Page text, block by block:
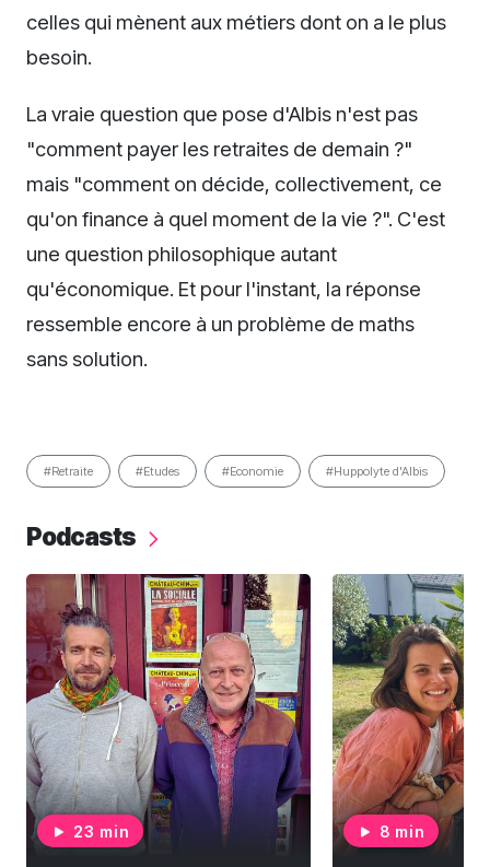
celles qui mènent aux métiers dont on a le plus
besoin.
La vraie question que pose d'Albis n'est pas
"comment payer les retraites de demain ?"
mais "comment on décide, collectivement, ce
qu'on finance à quel moment de la vie ?". C'est
une question philosophique autant
qu'économique. Et pour l'instant, la réponse
ressemble encore à un problème de maths
sans solution.
#Retraite #Etudes #Economie #Huppolyte d'Albis
Podcasts
23 min 8 min